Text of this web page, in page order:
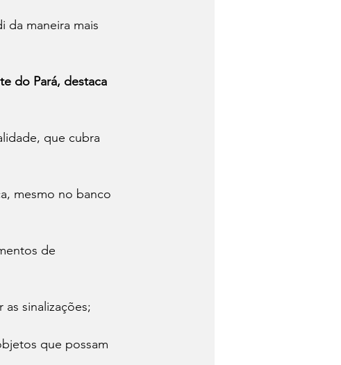
da maneira mais
do Pará, destaca
que cubra
mesmo no banco
de
sinalizações;
que possam